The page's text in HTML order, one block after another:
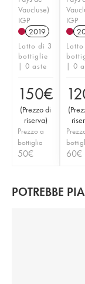
Vaucluse)
IGP
2019
Lotto di 3
bottiglie
| 0 aste
150€
(Prezzo di
riserva)
Prezzo a
bottiglia
50€
IGP
| 0
(
60€
POTREBBE